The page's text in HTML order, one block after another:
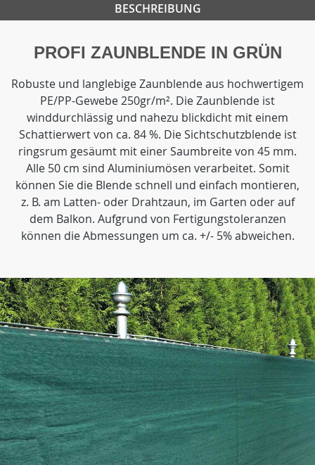
BESCHREIBUNG
PROFI ZAUNBLENDE IN GRÜN
Robuste und langlebige Zaunblende aus hochwertigem
PE/PP-Gewebe 250gr/m². Die Zaunblende ist
winddurchlässig und nahezu blickdicht mit einem
Schattierwert von ca. 84 %. Die Sichtschutzblende ist
ringsrum gesäumt mit einer Saumbreite von 45 mm.
Alle 50 cm sind Aluminiumösen verarbeitet. Somit
können Sie die Blende schnell und einfach montieren,
z. B. am Latten- oder Drahtzaun, im Garten oder auf
dem Balkon. Aufgrund von Fertigungstoleranzen
können die Abmessungen um ca. +/- 5% abweichen.